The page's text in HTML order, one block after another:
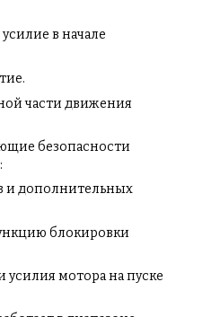
в начале
части движения
безопасности
и дополнительных
блокировки
усилия мотора на пуске